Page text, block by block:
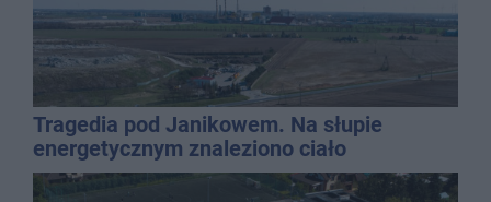
Tragedia pod Janikowem. Na słupie
energetycznym znaleziono ciało
mężczyzny